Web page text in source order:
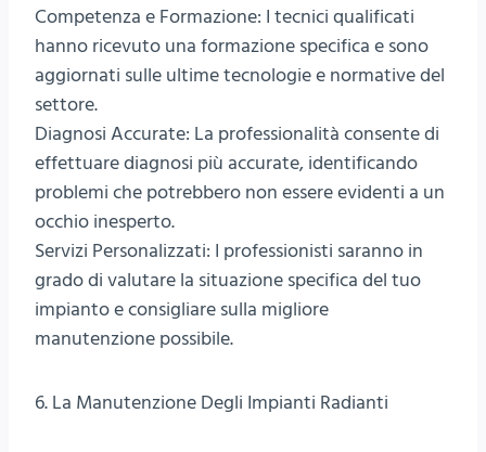
Competenza e Formazione: I tecnici qualificati
hanno ricevuto una formazione specifica e sono
aggiornati sulle ultime tecnologie e normative del
settore.
Diagnosi Accurate: La professionalità consente di
effettuare diagnosi più accurate, identificando
problemi che potrebbero non essere evidenti a un
occhio inesperto.
Servizi Personalizzati: I professionisti saranno in
grado di valutare la situazione specifica del tuo
impianto e consigliare sulla migliore
manutenzione possibile.
6. La Manutenzione Degli Impianti Radianti